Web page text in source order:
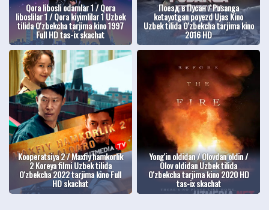
Qora libosli odamlar 1 / Qora
liboslilar 1 / Qora kiyimlilar 1 Uzbek
tilida O'zbekcha tarjima kino 1997
Full HD tas-ix skachat
Поезд в Пусан / Pusanga
ketayotgan poyezd Ujas Kino
Uzbek tilida O'zbekcha tarjima kino
2016 HD
Kooperatsiya 2 / Maxfiy hamkorlik
2 Koreya filmi Uzbek tilida
O'zbekcha 2022 tarjima kino Full
HD skachat
Yong'in oldidan / Olovdan oldin /
Olov oldidan Uzbek tilida
O'zbekcha tarjima kino 2020 HD
tas-ix skachat